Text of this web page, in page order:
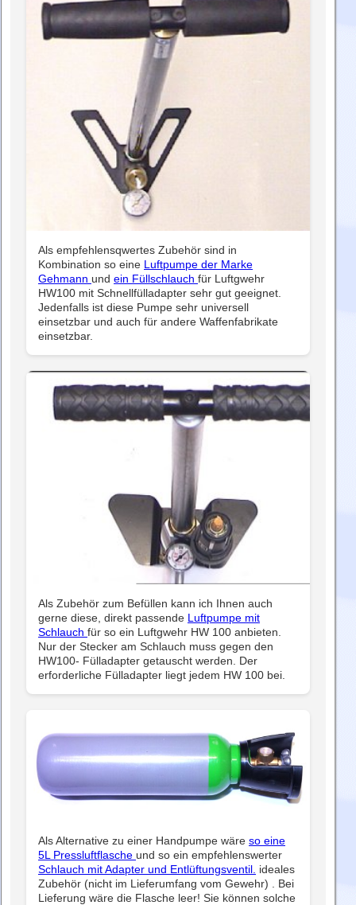
Als empfehlensqwertes Zubehör sind in
Kombination so eine Luftpumpe der Marke
Gehmann und ein Füllschlauch für Luftgwehr
HW100 mit Schnellfülladapter sehr gut geeignet.
Jedenfalls ist diese Pumpe sehr universell
einsetzbar und auch für andere Waffenfabrikate
einsetzbar.
Als Zubehör zum Befüllen kann ich Ihnen auch
gerne diese, direkt passende Luftpumpe mit
Schlauch für so ein Luftgwehr HW 100 anbieten.
Nur der Stecker am Schlauch muss gegen den
HW100- Fülladapter getauscht werden. Der
erforderliche Fülladapter liegt jedem HW 100 bei.
Als Alternative zu einer Handpumpe wäre so eine
5L Pressluftflasche und so ein empfehlenswerter
Schlauch mit Adapter und Entlüftungsventil. ideales
Zubehör (nicht im Lieferumfang vom Gewehr) . Bei
Lieferung wäre die Flasche leer! Sie können solche